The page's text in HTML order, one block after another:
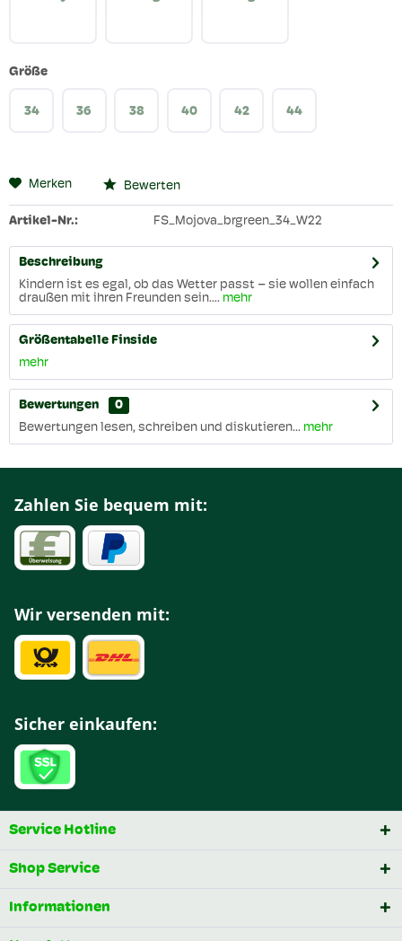
Größe
34 36 38 40 42 44
Merken Bewerten
Artikel-Nr.: FS_Mojova_brgreen_34_W22
Beschreibung
Kindern ist es egal, ob das Wetter passt – sie wollen einfach
draußen mit ihren Freunden sein.... mehr
Größentabelle Finside
mehr
Bewertungen
0
Bewertungen lesen, schreiben und diskutieren... mehr
Zahlen Sie bequem mit:
Wir versenden mit:
Sicher einkaufen:
Service Hotline
Shop Service
Informationen